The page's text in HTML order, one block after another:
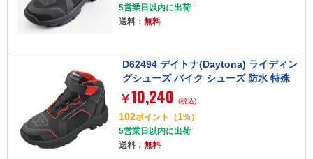
5営業日以内に出荷
送料： 無料
D62494 デイトナ(Daytona) ライディン
グシューズ バイク シューズ 防水 特殊
インソール 歩きやすい R-WP DS-502
ブラック/レッド 24.5cm
￥10,240 (税込)
102ポイント （1%）
5営業日以内に出荷
送料： 無料